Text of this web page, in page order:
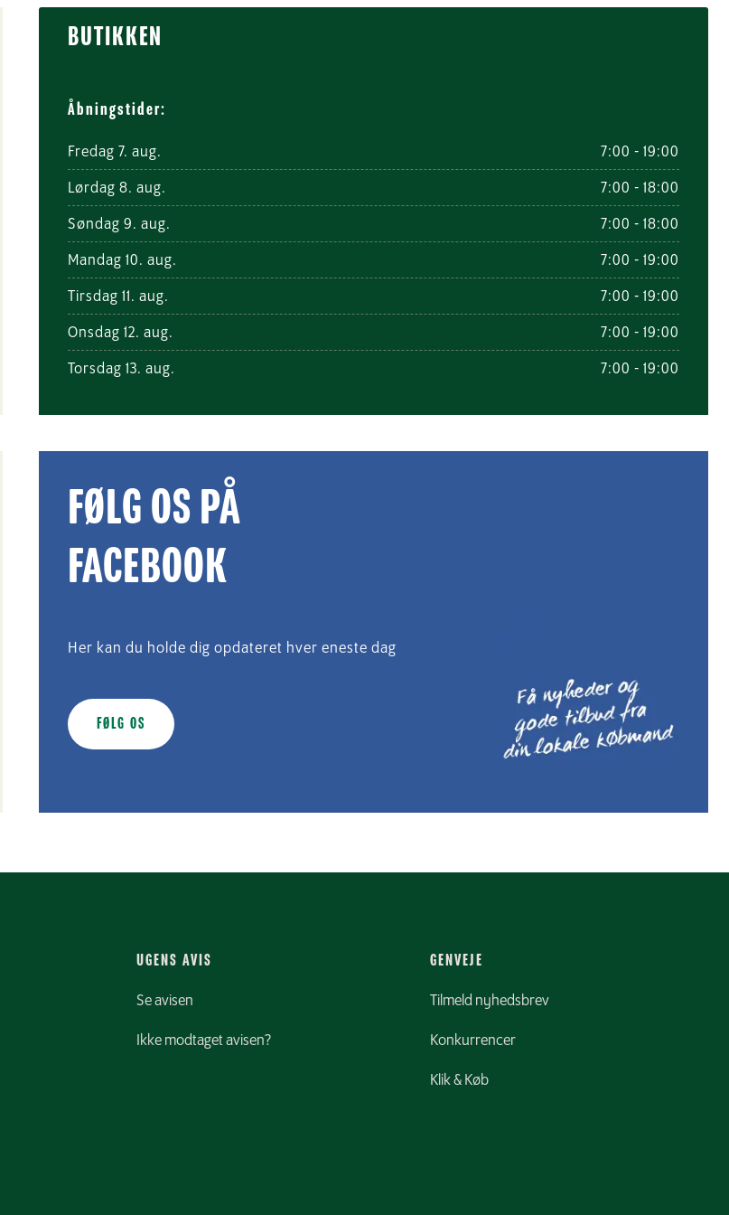
BUTIKKEN
Åbningstider:
Fredag 7. aug. 7:00 - 19:00
Lørdag 8. aug. 7:00 - 18:00
Søndag 9. aug. 7:00 - 18:00
Mandag 10. aug. 7:00 - 19:00
Tirsdag 11. aug. 7:00 - 19:00
Onsdag 12. aug. 7:00 - 19:00
Torsdag 13. aug. 7:00 - 19:00
FØLG OS PÅ
FACEBOOK
Her kan du holde dig opdateret hver eneste dag
FØLG OS
UGENS AVIS
Se avisen
Ikke modtaget avisen?
GENVEJE
Tilmeld nyhedsbrev
Konkurrencer
Klik & Køb